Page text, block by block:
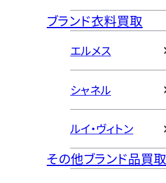
ブランド衣料買取
エルメス
シャネル
ルイ・ヴィトン
その他ブランド品買取